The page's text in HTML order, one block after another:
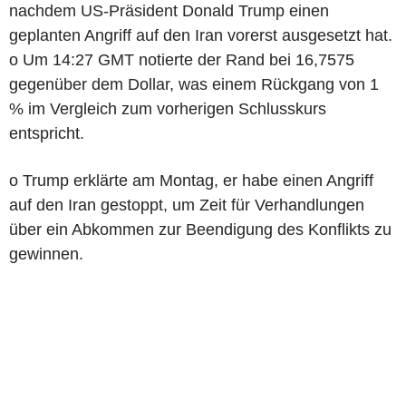
nachdem US-Präsident Donald Trump einen
geplanten Angriff auf den Iran vorerst ausgesetzt hat.
o Um 14:27 GMT notierte der Rand bei 16,7575
gegenüber dem Dollar, was einem Rückgang von 1
% im Vergleich zum vorherigen Schlusskurs
entspricht.
o Trump erklärte am Montag, er habe einen Angriff
auf den Iran gestoppt, um Zeit für Verhandlungen
über ein Abkommen zur Beendigung des Konflikts zu
gewinnen.